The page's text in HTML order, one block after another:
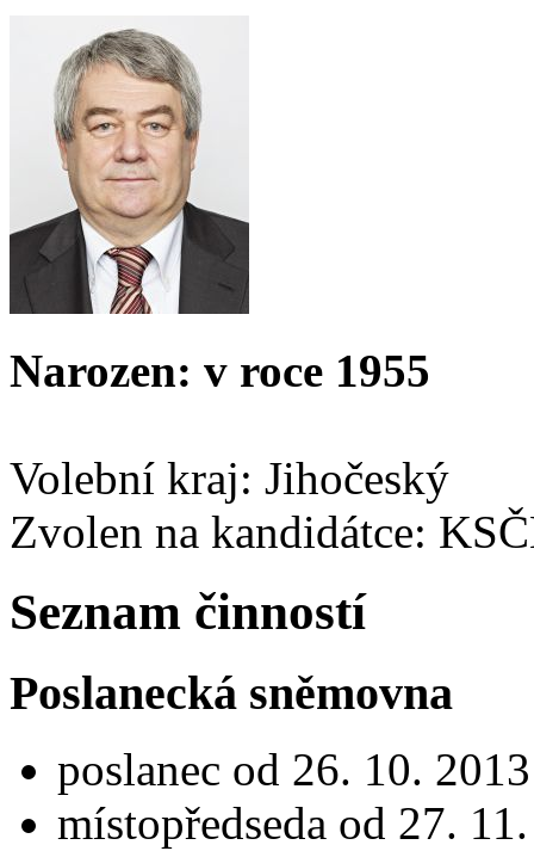
Narozen: v roce 1955
Volební kraj: Jihočeský
Zvolen na kandidátce:
Seznam činností
Poslanecká sněmovna
poslanec od 26. 10.
místopředseda od 27.